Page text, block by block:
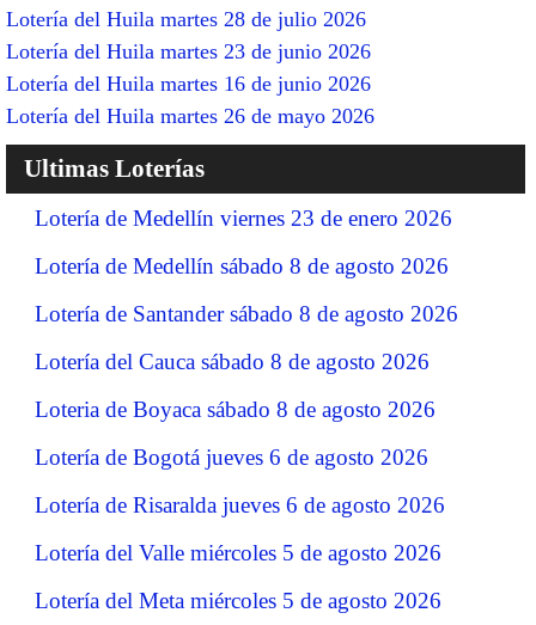
Lotería del Huila martes 28 de julio 2026
Lotería del Huila martes 23 de junio 2026
Lotería del Huila martes 16 de junio 2026
Lotería del Huila martes 26 de mayo 2026
Ultimas Loterías
Lotería de Medellín viernes 23 de enero 2026
Lotería de Medellín sábado 8 de agosto 2026
Lotería de Santander sábado 8 de agosto 2026
Lotería del Cauca sábado 8 de agosto 2026
Loteria de Boyaca sábado 8 de agosto 2026
Lotería de Bogotá jueves 6 de agosto 2026
Lotería de Risaralda jueves 6 de agosto 2026
Lotería del Valle miércoles 5 de agosto 2026
Lotería del Meta miércoles 5 de agosto 2026